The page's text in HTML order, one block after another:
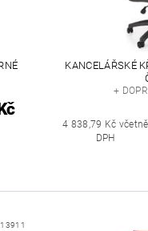
KANCELÁŘSKÉ
+
4 838,79 Kč včetně
DPH
13911